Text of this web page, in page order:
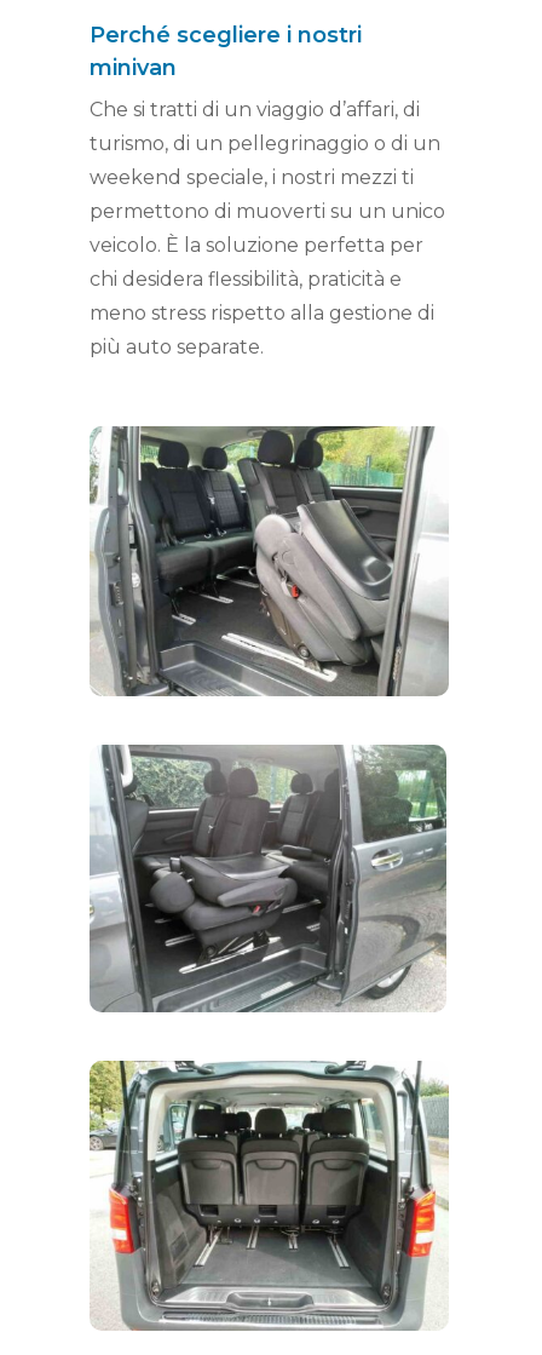
Perché scegliere i nostri
minivan
Che si tratti di un viaggio d’affari, di
turismo, di un pellegrinaggio o di un
weekend speciale, i nostri mezzi ti
permettono di muoverti su un unico
veicolo. È la soluzione perfetta per
chi desidera flessibilità, praticità e
meno stress rispetto alla gestione di
più auto separate.